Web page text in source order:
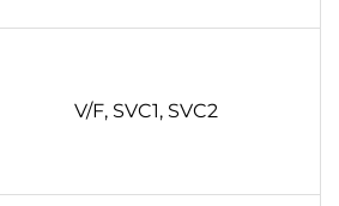
V/F, SVC1, SVC2